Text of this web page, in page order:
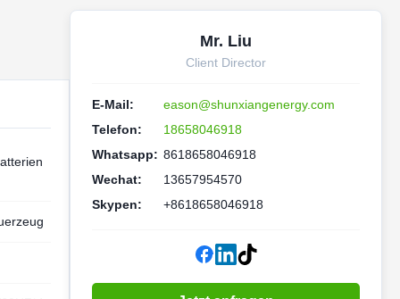
Mr. Liu
Client Director
E-Mail:
eason@shunxiangenergy.com
Telefon:
18658046918
Whatsapp: 8618658046918
Wechat:
13657954570
Skypen:
+8618658046918